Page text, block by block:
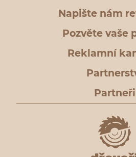
Napište nám
Pozvěte vaše
Reklamní
Partneři